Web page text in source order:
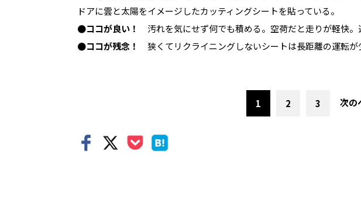
ドアに雲と太陽をイメージしたカッティングシートを貼っている。
●ココが良い！
汚れを気にせず何でも積める。空荷だと走りが軽快。
●ココが残念！ 狭くてリクライニングしないシートは長距離の運転が
1 2 3 次の